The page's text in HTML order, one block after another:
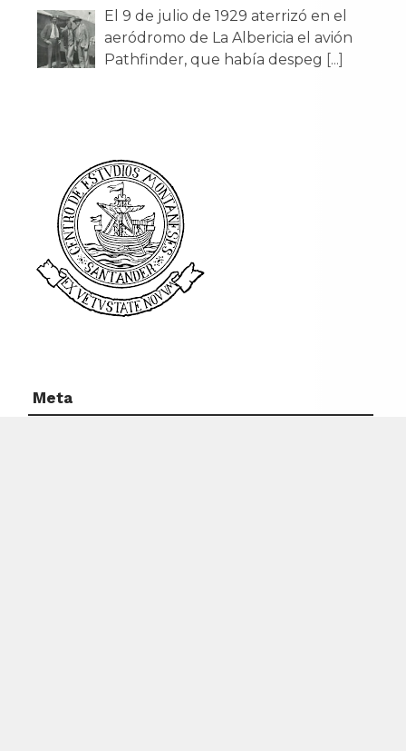
El 9 de julio de 1929 aterrizó en el
aeródromo de La Albericia el avión
Pathfinder, que había despeg [...]
Meta